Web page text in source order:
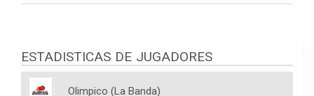
ESTADISTICAS DE JUGADORES
Olimpico (La Banda)